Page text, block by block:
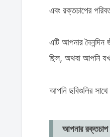
এবং রক্তচাপের
এটি আপনার
ছিল, অথবা আপনি
আপনি ছবিগুলির
আপনার রক্তচাপ